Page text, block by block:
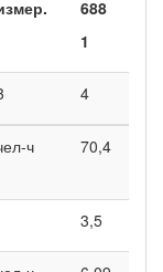
688
1
4
ч 70,4
3,5